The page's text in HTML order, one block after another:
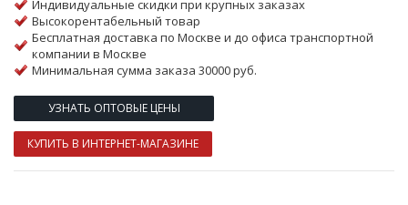
Индивидуальные скидки при крупных заказах
Высокорентабельный товар
Бесплатная доставка по Москве и до офиса транспортной
компании в Москве
Минимальная сумма заказа 30000 руб.
УЗНАТЬ ОПТОВЫЕ ЦЕНЫ
КУПИТЬ В ИНТЕРНЕТ-МАГАЗИНЕ